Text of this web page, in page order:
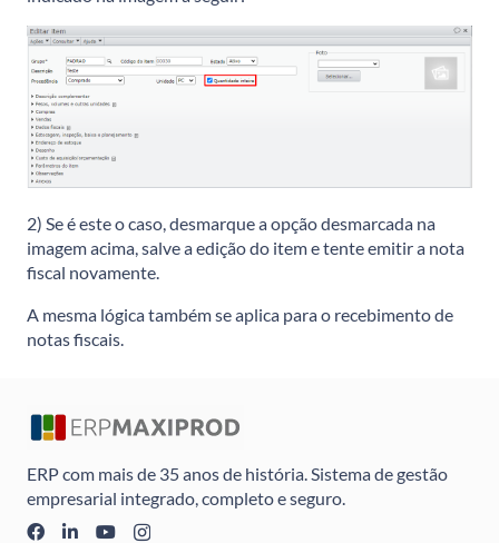
2) Se é este o caso, desmarque a opção desmarcada na
imagem acima, salve a edição do item e tente emitir a nota
fiscal novamente.
A mesma lógica também se aplica para o recebimento de
notas fiscais.
ERP com mais de 35 anos de história. Sistema de gestão
empresarial integrado, completo e seguro.